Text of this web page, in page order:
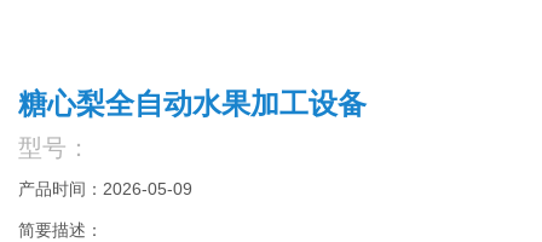
糖心梨全自动水果加工设备
型号：
产品时间：2026-05-09
简要描述：